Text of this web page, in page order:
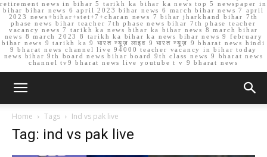
retirement news in bihar 5 tarikh ka bihar ka news top 5 newspaper in
bihar bihar news 6 april 2023 bihar news 6 march bihar news 7 april
2023 news+bihar+stet+7+charan news 7 bihar jharkhand bihar 7th
phase news bihar teacher 7th phase news bihar 7th phase teacher
vacancy news 7 tarikh ka news bihar ka bihar news 8 march bihar
news 8 march 2023 8 tarikh ka bihar ka news bihar news 9 february
bihar news 9 tarikh ka 9 भारत न्यूज़ लाइव 9 भारत न्यूज़ 9 bharat news hindi
9 bharat news channel live 94000 teacher vacancy in bihar today
news bihar 9th board news bihar board 9th class news 9 bharat news
channel tv9 bharat news live youtube t v 9 bharat news
Home Tags Ind vs pak live
Tag: ind vs pak live